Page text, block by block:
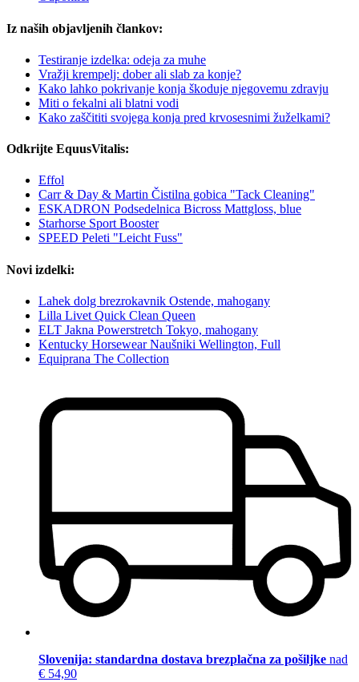
Iz naših objavljenih člankov:
Testiranje izdelka: odeja za muhe
Vražji krempelj: dober ali slab za konje?
Kako lahko pokrivanje konja škoduje njegovemu zdravju
Miti o fekalni ali blatni vodi
Kako zaščititi svojega konja pred krvosesnimi žuželkami?
Odkrijte EquusVitalis:
Effol
Carr & Day & Martin Čistilna gobica "Tack Cleaning"
ESKADRON Podsedelnica Bicross Mattgloss, blue
Starhorse Sport Booster
SPEED Peleti "Leicht Fuss"
Novi izdelki:
Lahek dolg brezrokavnik Ostende, mahogany
Lilla Livet Quick Clean Queen
ELT Jakna Powerstretch Tokyo, mahogany
Kentucky Horsewear Naušniki Wellington, Full
Equiprana The Collection
Slovenija: standardna dostava brezplačna za pošiljke nad
€ 54,90